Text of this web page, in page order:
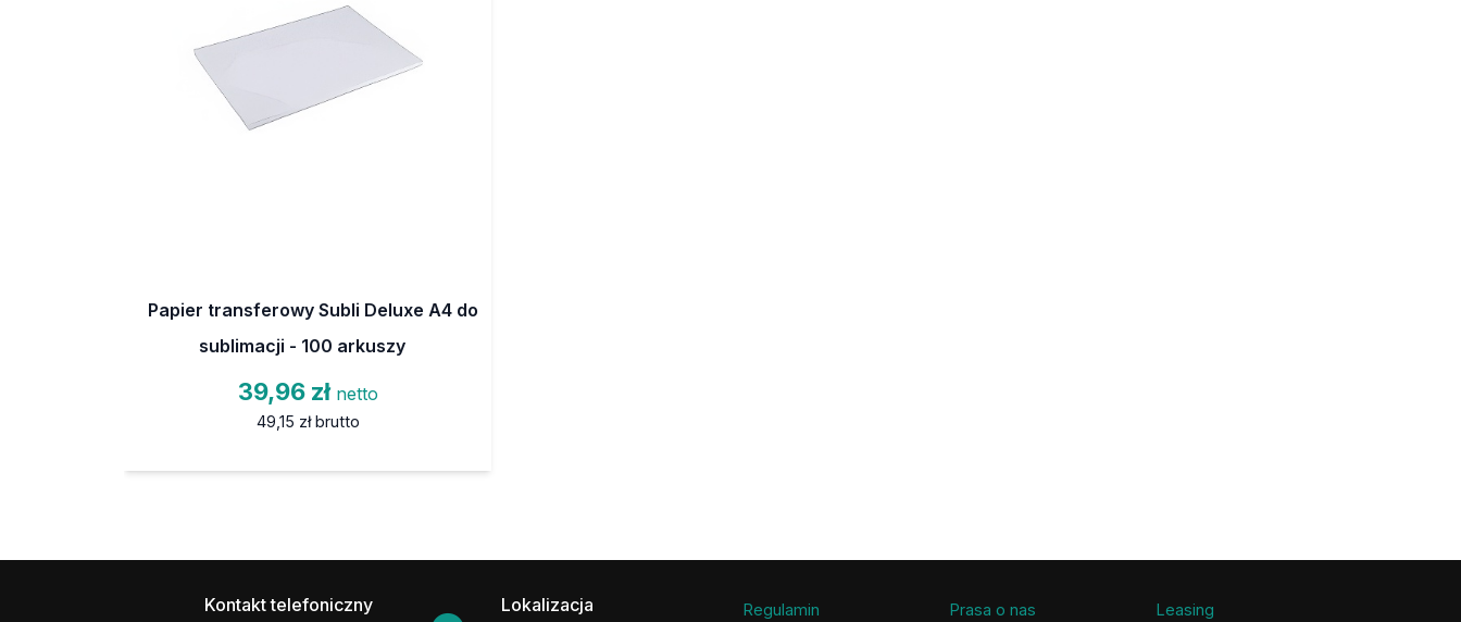
Papier transferowy Subli Deluxe A4 do
sublimacji - 100 arkuszy
39,96 zł netto
49,15 zł brutto
Kontakt telefoniczny
Lokalizacja
Regulamin
Prasa o nas
Leasing